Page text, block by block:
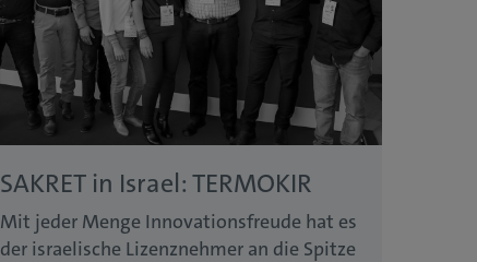
SAKRET in Israel: TERMOKIR
Mit jeder Menge Innovationsfreude hat es
der israelische Lizenznehmer an die Spitze